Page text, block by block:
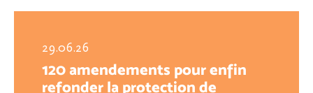
29.06.26
120 amendements pour enfin
refonder la protection de